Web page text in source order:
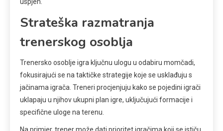
Strateška razmatranja
trenerskog osoblja
Trenersko osoblje igra ključnu ulogu u odabiru momčadi,
fokusirajući se na taktičke strategije koje se usklađuju s
jačinama igrača. Treneri procjenjuju kako se pojedini igrači
uklapaju u njihov ukupni plan igre, uključujući formacije i
specifične uloge na terenu.